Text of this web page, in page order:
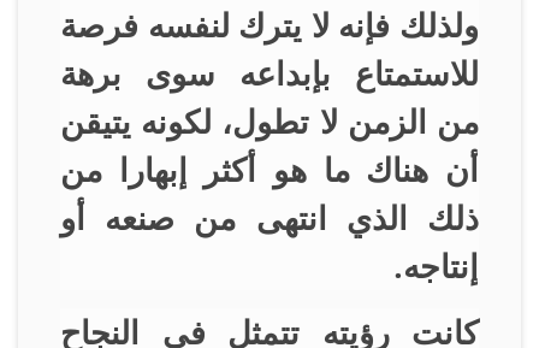
ولذلك فإنه لا يترك لنفسه فرصة
للاستمتاع بإبداعه سوى برهة
من الزمن لا تطول، لكونه يتيقن
أن هناك ما هو أكثر إبهارا من
ذلك الذي انتهى من صنعه أو
إنتاجه.
كانت رؤيته تتمثل في النجاح